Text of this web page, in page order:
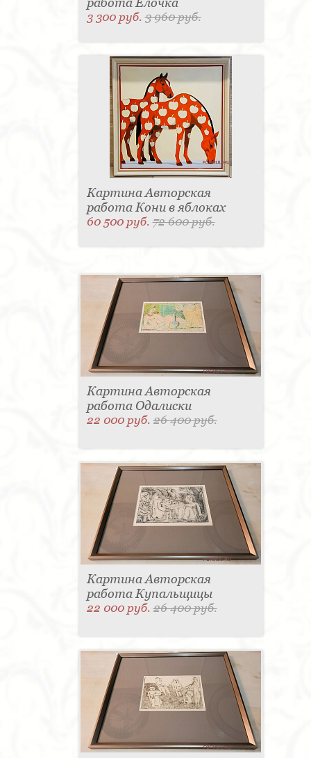
3 300 руб.3 960 руб.
Картина Авторская
работа Кони в яблоках
60 500 руб.72 600 руб.
Картина Авторская
работа Одалиски
22 000 руб.26 400 руб.
Картина Авторская
работа Купальщицы
22 000 руб.26 400 руб.